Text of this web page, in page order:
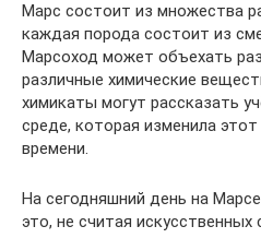
Марс состоит из множества
каждая порода состоит из
Марсоход может объехать
различные химические
химикаты могут рассказать
среде, которая изменила
времени.
На сегодняшний день на
это, не считая искусственных